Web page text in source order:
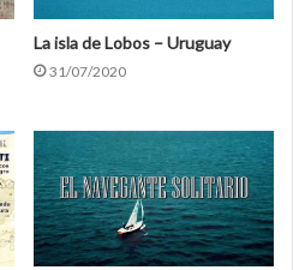
La isla de Lobos – Uruguay
31/07/2020